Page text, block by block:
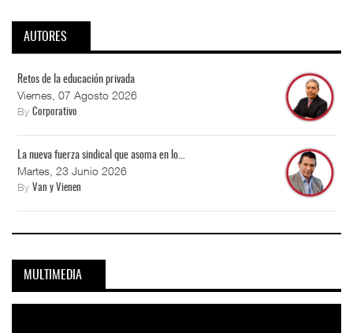
AUTORES
Retos de la educación privada
Viernes, 07 Agosto 2026
By Corporativo
La nueva fuerza sindical que asoma en lo...
Martes, 23 Junio 2026
By Van y Vienen
MULTIMEDIA